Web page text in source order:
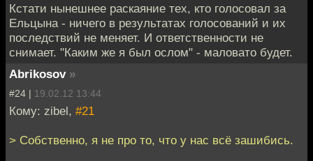
Кстати нынешнее раскаяние тех, кто голосовал за
Ельцына - ничего в результатах голосований и их
последствий не меняет. И ответственности не
снимает. "Каким же я был ослом" - маловато будет.
Abrikosov »
#24 | 19.02.12 13:44
Кому: zibel, #21
> Собственно, я не про то, что у нас всё зашибись.